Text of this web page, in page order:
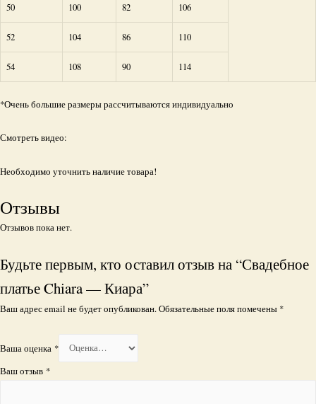
50 100 82 106
52 104 86 110
54 108 90 114
*Очень большие размеры рассчитываются индивидуально
Смотреть видео:
Необходимо уточнить наличие товара!
Отзывы
Отзывов пока нет.
Будьте первым, кто оставил отзыв на “Свадебное
платье Chiara — Киара”
Ваш адрес email не будет опубликован.Обязательные поля помечены *
Ваша оценка *
Ваш отзыв *